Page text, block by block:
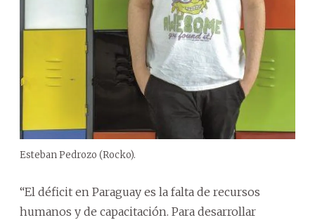
Esteban Pedrozo (Rocko).
“El déficit en Paraguay es la falta de recursos
humanos y de capacitación. Para desarrollar